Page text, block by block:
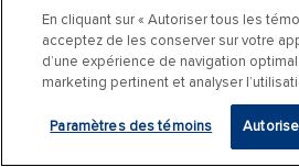
En cliquant sur « Autoriser tous les
acceptez de les conserver sur votre
d’une expérience de navigation
marketing pertinent et analyser
Paramètres des témoins